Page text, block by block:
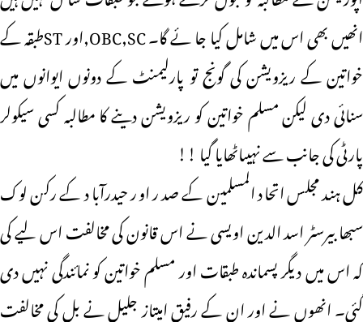
انھیں بھی اس میں شامل کیا جا ئے گا۔ OBC,SC,اور STطبقہ کے
خواتین کے ریزویشن کی گونج تو پارلیمنٹ کے دونوں ایوانوں میں
سنائی دی لیکن مسلم خواتین کو ریزویشن دینے کا مطالبہ کسی سیکولر
پارٹی کی جانب سے نہیںاٹھایا گیا !!
کل ہند مجلس اتحاد المسلمین کے صدر اور حیدرآباد کے رکن لوک
سبھا بیرسٹر اسد الدین اویسی نے اس قانون کی مخالفت اس لیے کی
کہ اس میں دیگر پسماندہ طبقات اور مسلم خواتین کو نمائندگی نہیں دی
گئی۔ انھوں نے اور ان کے رفیق امیتاز جلیل نے بل کی مخالفت